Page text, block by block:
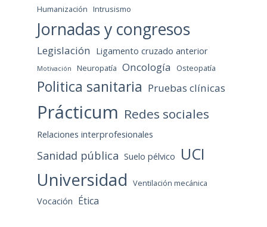
Humanización Intrusismo
Jornadas y congresos
Legislación Ligamento cruzado anterior
Motivación Neuropatía Oncología Osteopatía
Politica sanitaria Pruebas clínicas
Prácticum Redes sociales
Relaciones interprofesionales
Sanidad pública Suelo pélvico UCI
Universidad Ventilación mecánica
Vocación Ética